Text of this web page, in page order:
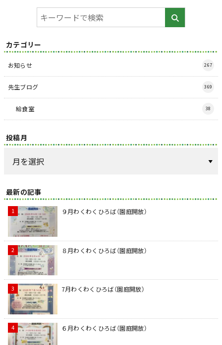
カテゴリー
お知らせ 267
先生ブログ 369
給食室 38
投稿月
最新の記事
９月わくわくひろば（園庭開放）
８月わくわくひろば（園庭開放）
7月わくわくひろば（園庭開放）
６月わくわくひろば（園庭開放）